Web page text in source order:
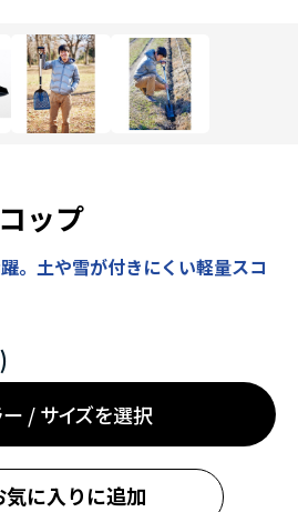
ップ
。土や雪が付きにくい軽量スコ
/ サイズを選択
気に入りに追加